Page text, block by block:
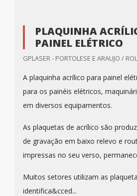
PLAQUINHA
PAINEL ELÉTRICO
GPLASER - PORTOLESE E ARAUJO /
A plaquinha acrílico para painel
para os painéis elétricos,
em diversos equipamentos.
As plaquetas de acrílico são
de gravação em baixo relevo e
impressas no seu verso,
Muitos setores utilizam as
identifica&cced...